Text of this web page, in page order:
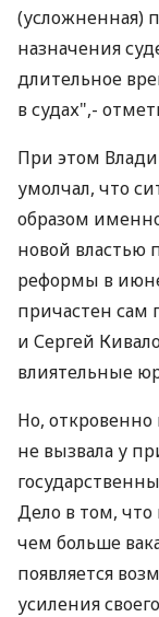
(усложненная)
назначения
длительное
в судах",-
При этом
умолчал, что
образом
новой властью
реформы в
причастен сам
и Сергей
влиятельные
Но, откровенно
не вызвала у
Дело в том,
чем больше
появляется
усиления